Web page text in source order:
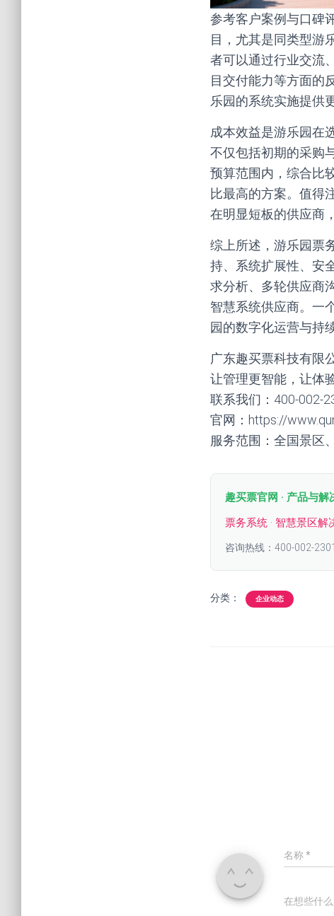
参考客户案例与口碑
目，尤其是同类型游
者可以通过行业交流
目交付能力等方面的
乐园的系统实施提供
成本效益是游乐园在
不仅包括初期的采购
预算范围内，综合比
比最高的方案。值得
在明显短板的供应商
综上所述，游乐园票
持、系统扩展性、安
求分析、多轮供应商
智慧系统供应商。一
园的数字化运营与持
广东趣买票科技有限
让管理更智能，让体
联系我们：400-002-
官网：https://
服务范围：全国景区
趣买票官网 · 产品与解
票务系统 · 智慧景区解
咨询热线：400-002-2301
分类： 企业动态
名称*
在想些什么